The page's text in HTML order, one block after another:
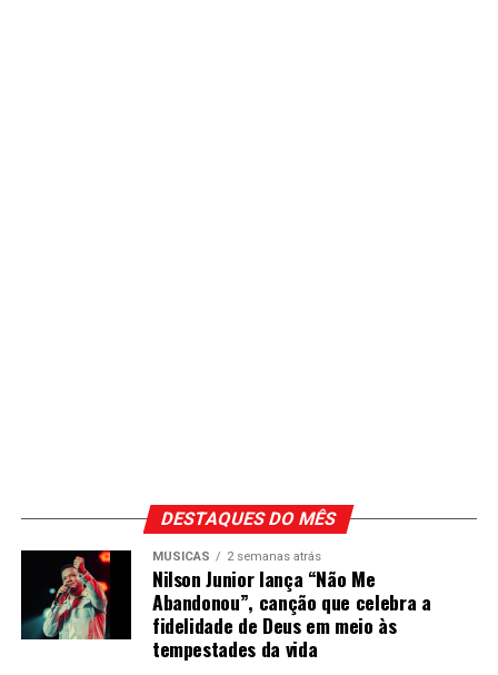
DESTAQUES DO MÊS
MÚSICAS 2 semanas atrás
Nilson Junior lança “Não Me
Abandonou”, canção que celebra a
fidelidade de Deus em meio às
tempestades da vida